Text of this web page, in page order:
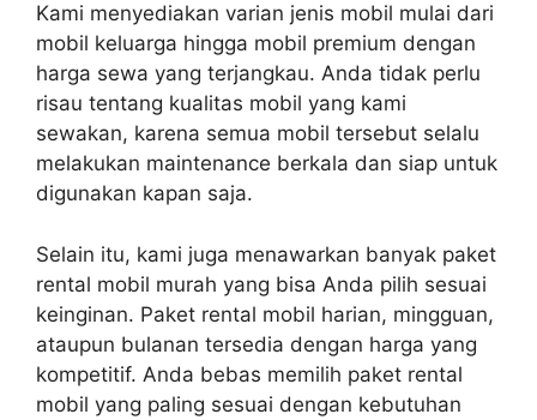
Kami menyediakan varian jenis mobil mulai dari
mobil keluarga hingga mobil premium dengan
harga sewa yang terjangkau. Anda tidak perlu
risau tentang kualitas mobil yang kami
sewakan, karena semua mobil tersebut selalu
melakukan maintenance berkala dan siap untuk
digunakan kapan saja.
Selain itu, kami juga menawarkan banyak paket
rental mobil murah yang bisa Anda pilih sesuai
keinginan. Paket rental mobil harian, mingguan,
ataupun bulanan tersedia dengan harga yang
kompetitif. Anda bebas memilih paket rental
mobil yang paling sesuai dengan kebutuhan